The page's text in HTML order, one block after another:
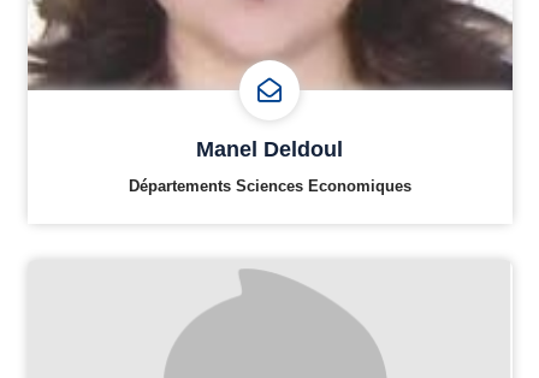
Manel Deldoul
Départements Sciences Economiques